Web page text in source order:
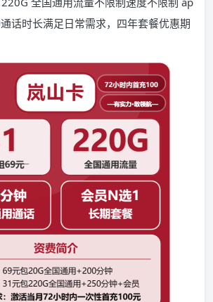
话时长满足日常需求，四年套餐优惠期